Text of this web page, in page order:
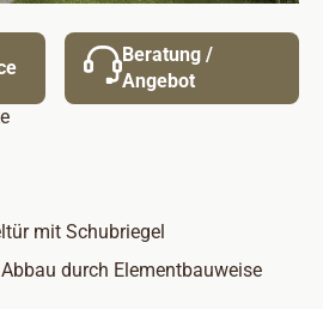
Beratung /
Angebot
mit Schubriegel
durch Elementbauweise